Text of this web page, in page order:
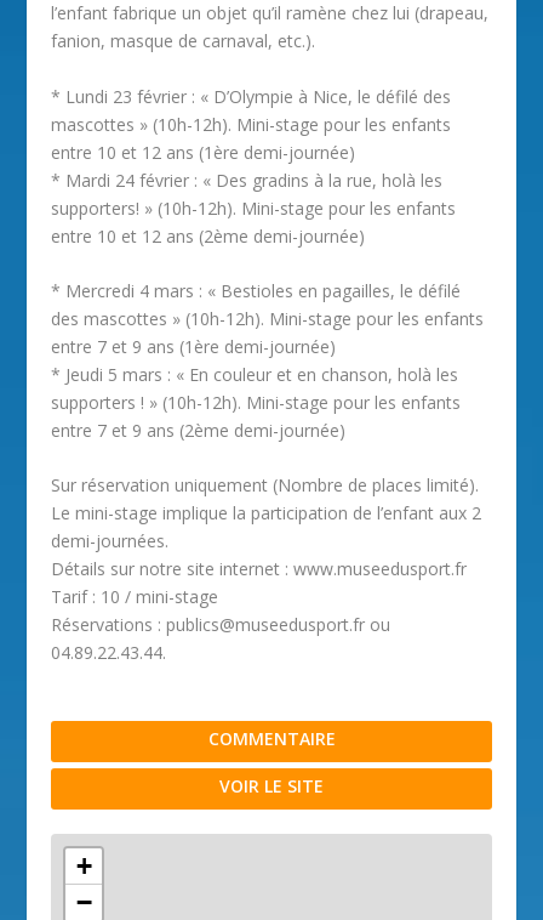
l’enfant fabrique un objet qu’il ramène chez lui (drapeau,
fanion, masque de carnaval, etc.).
* Lundi 23 février : « D’Olympie à Nice, le défilé des
mascottes » (10h-12h). Mini-stage pour les enfants
entre 10 et 12 ans (1ère demi-journée)
* Mardi 24 février : « Des gradins à la rue, holà les
supporters! » (10h-12h). Mini-stage pour les enfants
entre 10 et 12 ans (2ème demi-journée)
* Mercredi 4 mars : « Bestioles en pagailles, le défilé
des mascottes » (10h-12h). Mini-stage pour les enfants
entre 7 et 9 ans (1ère demi-journée)
* Jeudi 5 mars : « En couleur et en chanson, holà les
supporters ! » (10h-12h). Mini-stage pour les enfants
entre 7 et 9 ans (2ème demi-journée)
Sur réservation uniquement (Nombre de places limité).
Le mini-stage implique la participation de l’enfant aux 2
demi-journées.
Détails sur notre site internet : www.museedusport.fr
Tarif : 10 / mini-stage
Réservations : publics@museedusport.fr ou
04.89.22.43.44.
COMMENTAIRE
VOIR LE SITE
+
−